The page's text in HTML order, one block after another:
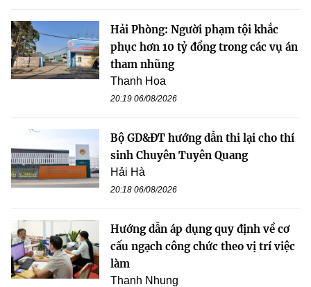
Hải Phòng: Người phạm tội khắc
phục hơn 10 tỷ đồng trong các vụ án
tham nhũng
Thanh Hoa
20:19 06/08/2026
Bộ GD&ĐT hướng dẫn thi lại cho thí
sinh Chuyên Tuyên Quang
Hải Hà
20:18 06/08/2026
Hướng dẫn áp dụng quy định về cơ
cấu ngạch công chức theo vị trí việc
làm
Thanh Nhung